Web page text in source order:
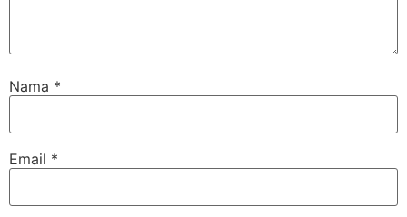
Nama *
Email *